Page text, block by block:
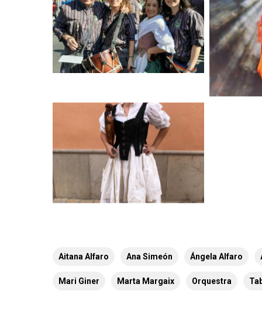
Aitana Alfaro Ana Simeón Ángela Alfaro
Mari Giner Marta Margaix Orquestra